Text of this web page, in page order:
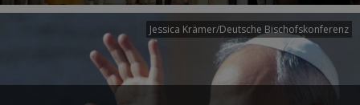
Jessica Krämer/Deutsche Bischofskonferenz